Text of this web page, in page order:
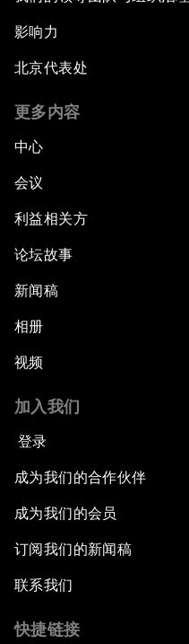
影响力
北京代表处
更多内容
中心
会议
利益相关方
论坛故事
新闻稿
相册
视频
加入我们
登录
成为我们的合作伙伴
成为我们的会员
订阅我们的新闻稿
联系我们
快捷链接